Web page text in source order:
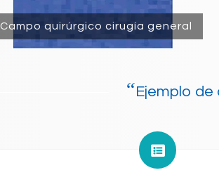
Campo quirúrgico cirugía general
“Ejemplo de